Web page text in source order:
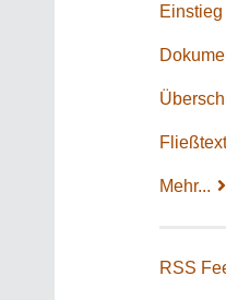
Mehr...
RSS